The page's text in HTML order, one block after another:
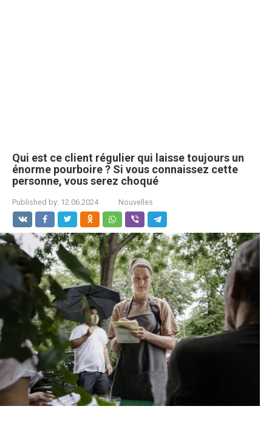
Qui est ce client régulier qui laisse toujours un
énorme pourboire ? Si vous connaissez cette
personne, vous serez choqué
Published by: 12.06.2024 Nouvelles